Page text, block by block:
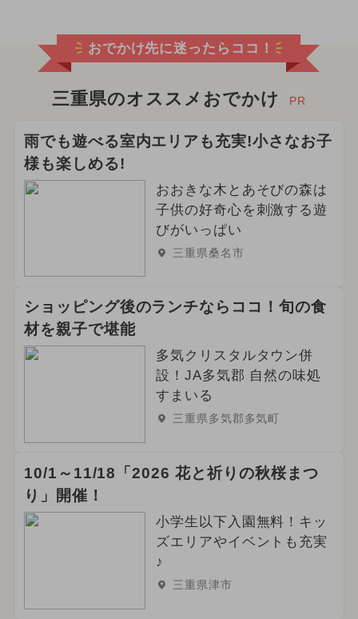
おでかけ先に迷ったらココ！
三重県のオススメおでかけ PR
雨でも遊べる室内エリアも充実!小さなお子
様も楽しめる!
おおきな木とあそびの森は
子供の好奇心を刺激する遊
びがいっぱい
三重県桑名市
ショッピング後のランチならココ！旬の食
材を親子で堪能
多気クリスタルタウン併
設！JA多気郡 自然の味処
すまいる
三重県多気郡多気町
10/1～11/18「2026 花と祈りの秋桜まつ
り」開催！
小学生以下入園無料！キッ
ズエリアやイベントも充実
♪
三重県津市